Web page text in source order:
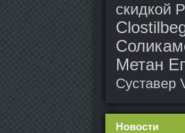
скидкой
Метан
Суставер
Новости